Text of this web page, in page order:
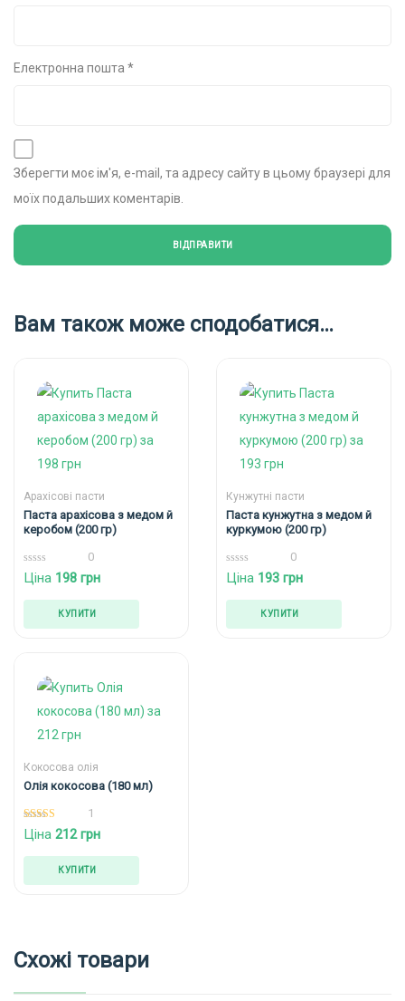
Електронна пошта *
Зберегти моє ім'я, e-mail, та адресу сайту в цьому браузері для
моїх подальших коментарів.
Вам також може сподобатися…
Арахісові пасти
Паста арахісова з медом й
керобом (200 гр)
0
out
0
Ціна 198 грн
КУПИТИ
Кунжутні пасти
Паста кунжутна з медом й
куркумою (200 гр)
0
out
0
Ціна 193 грн
КУПИТИ
Кокосова олія
Олія кокосова (180 мл)
5.00
out of 5
1
Ціна 212грн
КУПИТИ
Схожі товари